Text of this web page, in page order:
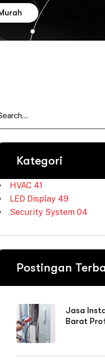
Kategori
HVAC 41
LED Display 49
Security System 04
Postingan
Jasa
Barat